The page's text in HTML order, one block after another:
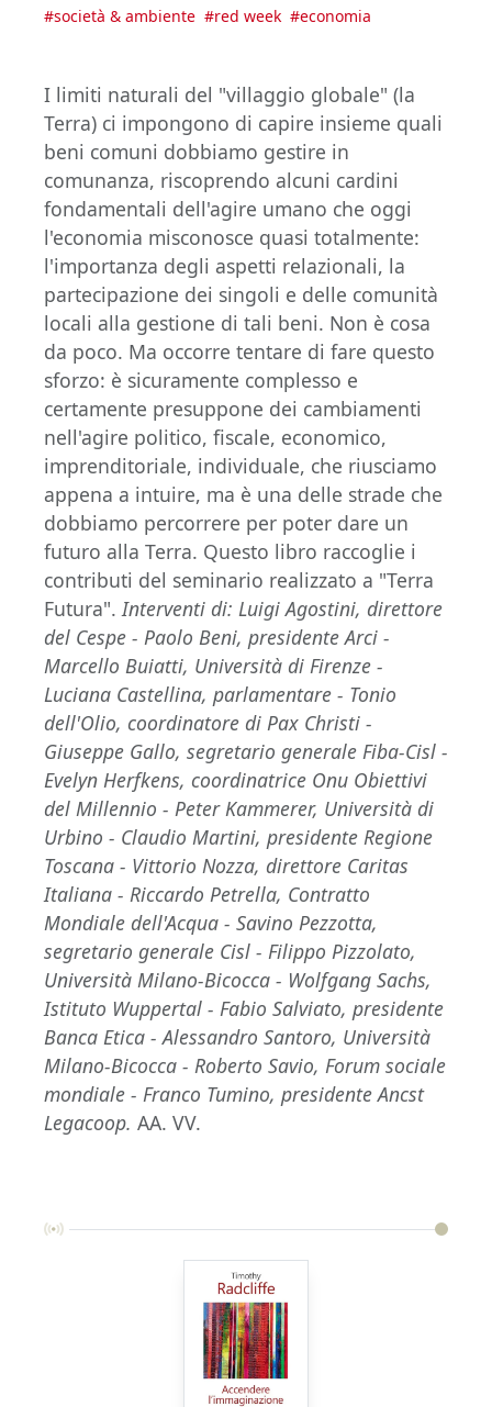
#società & ambiente #red week #economia
I limiti naturali del "villaggio globale" (la
Terra) ci impongono di capire insieme quali
beni comuni dobbiamo gestire in
comunanza, riscoprendo alcuni cardini
fondamentali dell'agire umano che oggi
l'economia misconosce quasi totalmente:
l'importanza degli aspetti relazionali, la
partecipazione dei singoli e delle comunità
locali alla gestione di tali beni. Non è cosa
da poco. Ma occorre tentare di fare questo
sforzo: è sicuramente complesso e
certamente presuppone dei cambiamenti
nell'agire politico, fiscale, economico,
imprenditoriale, individuale, che riusciamo
appena a intuire, ma è una delle strade che
dobbiamo percorrere per poter dare un
futuro alla Terra. Questo libro raccoglie i
contributi del seminario realizzato a "Terra
Futura".Interventi di: Luigi Agostini, direttore
del Cespe - Paolo Beni, presidente Arci -
Marcello Buiatti, Università di Firenze -
Luciana Castellina, parlamentare - Tonio
dell'Olio, coordinatore di Pax Christi -
Giuseppe Gallo, segretario generale Fiba-Cisl -
Evelyn Herfkens, coordinatrice Onu Obiettivi
del Millennio - Peter Kammerer, Università di
Urbino - Claudio Martini, presidente Regione
Toscana - Vittorio Nozza, direttore Caritas
Italiana - Riccardo Petrella, Contratto
Mondiale dell'Acqua - Savino Pezzotta,
segretario generale Cisl - Filippo Pizzolato,
Università Milano-Bicocca - Wolfgang Sachs,
Istituto Wuppertal - Fabio Salviato, presidente
Banca Etica - Alessandro Santoro, Università
Milano-Bicocca - Roberto Savio, Forum sociale
mondiale - Franco Tumino, presidente Ancst
Legacoop. AA. VV.